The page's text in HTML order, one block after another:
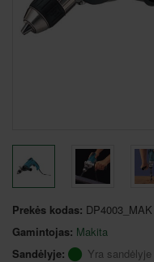
Prekės kodas: DP4003_MAK
Gamintojas: Makita
Sandėlyje:
Yra sandėlyje